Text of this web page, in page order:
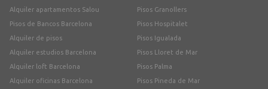
Alquiler apartamentos Salou
Pisos de Bancos Barcelona
Alquiler de pisos
Alquiler estudios Barcelona
Alquiler loft Barcelona
Alquiler oficinas Barcelona
Pisos Granollers
Pisos Hospitalet
Pisos Igualada
Pisos Lloret de Mar
Pisos Palma
Pisos Pineda de Mar